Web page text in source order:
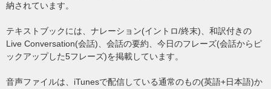
納されています。
テキストブックには、ナレーション(イントロ/終末)、和訳付きの
Live Conversation(会話)、会話の要約、今日のフレーズ(会話からピ
ックアップした5フレーズ)を掲載しています。
音声ファイルは、iTunesで配信している通常のもの(英語+日本語)か